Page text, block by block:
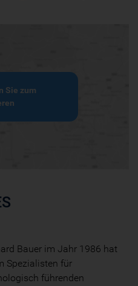
Sie zum
Bauer im Jahr 1986 hat
Spezialisten für
führenden